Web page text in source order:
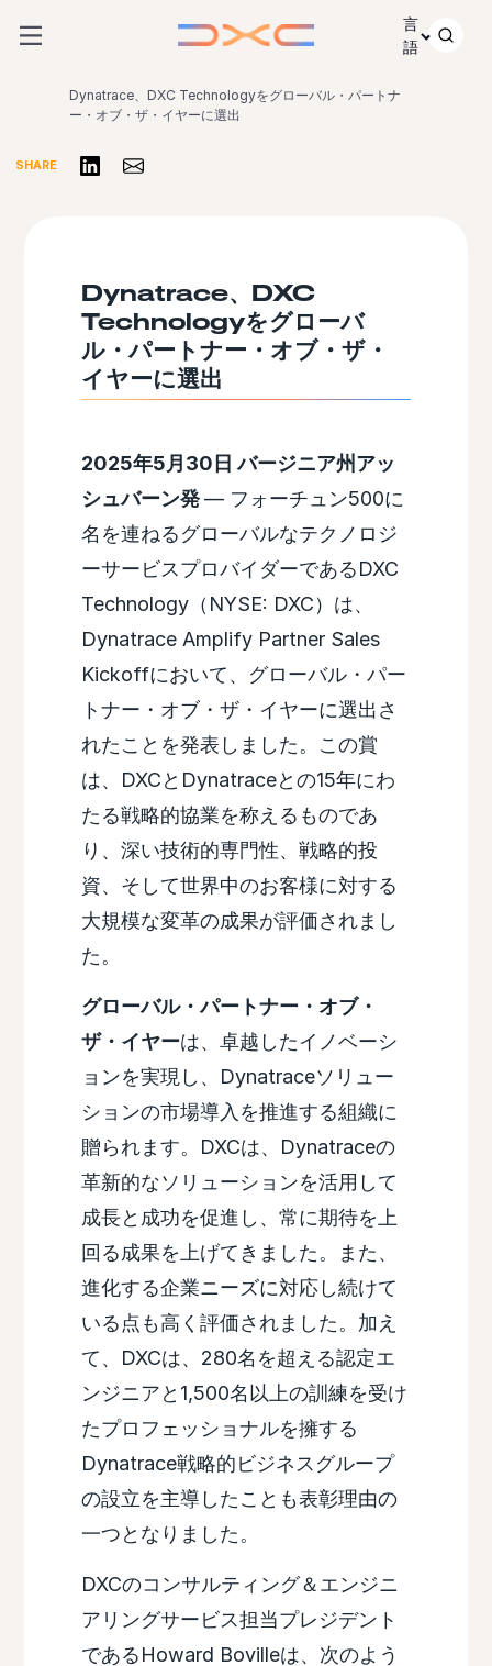
言
語
Dynatrace、DXC Technologyをグローバル・パートナ
ー・オブ・ザ・イヤーに選出
SHARE リンクトインで共有する
Share via Email
Dynatrace、DXC
Technologyをグローバ
ル・パートナー・オブ・ザ・
イヤーに選出
2025年5月30日 バージニア州アッ
シュバーン発— フォーチュン500に
名を連ねるグローバルなテクノロジ
ーサービスプロバイダーであるDXC
Technology（NYSE: DXC）は、
Dynatrace Amplify Partner Sales
Kickoffにおいて、グローバル・パー
トナー・オブ・ザ・イヤーに選出さ
れたことを発表しました。この賞
は、DXCとDynatraceとの15年にわ
たる戦略的協業を称えるものであ
り、深い技術的専門性、戦略的投
資、そして世界中のお客様に対する
大規模な変革の成果が評価されまし
た。
グローバル・パートナー・オブ・
ザ・イヤーは、卓越したイノベーシ
ョンを実現し、Dynatraceソリュー
ションの市場導入を推進する組織に
贈られます。DXCは、Dynatraceの
革新的なソリューションを活用して
成長と成功を促進し、常に期待を上
回る成果を上げてきました。また、
進化する企業ニーズに対応し続けて
いる点も高く評価されました。加え
て、DXCは、280名を超える認定エ
ンジニアと1,500名以上の訓練を受け
たプロフェッショナルを擁する
Dynatrace戦略的ビジネスグループ
の設立を主導したことも表彰理由の
一つとなりました。
DXCのコンサルティング＆エンジニ
アリングサービス担当プレジデント
であるHoward Bovilleは、次のよう